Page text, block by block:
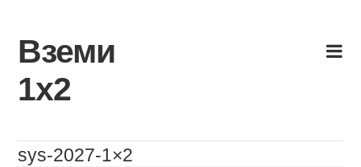
content
Вземи
1х2
sys-2027-1×2